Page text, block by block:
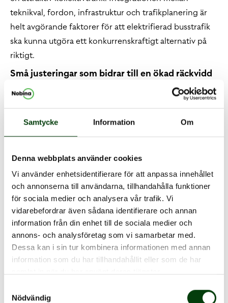
Samtycke Information Om
Denna webbplats använder cookies
Vi använder enhetsidentifierare för att anpassa innehållet
och annonserna till användarna, tillhandahålla funktioner
för sociala medier och analysera vår trafik. Vi
vidarebefordrar även sådana identifierare och annan
information från din enhet till de sociala medier och
annons- och analysföretag som vi samarbetar med.
Dessa kan i sin tur kombinera informationen med annan
information som du har tillhandahållit eller som de har
Nödvändig
teknikval, fordon, infrastruktur och trafikplanering är
helt avgörande faktorer för att elektrifierad busstrafik
ska kunna utgöra ett konkurrenskraftigt alternativ på
riktigt.
Små justeringar som bidrar till en ökad räckvidd
Elektrifiering av busstrafiksystem står fortfarande inför
vissa utmaningar. De elbussar som rullar ut på
marknaden idag har ännu inte en räckvidd som kan
mäta sig med vanliga bussars kapacitet. Därför är det
förutsättningar. Många gånger räcker det med att
justera körscheman, linjesträckningar och tidtabeller.
Genom noggranna förstudier som leder till rätt
insatser vet vi att det går att öka varje enskild elbuss
kapacitet med upp till hela 70 procent. Det innebär att
dagens elbussar trots begränsad räckvidd kan vara lika
effektiva som konventionella bussar för merparten av
våra trafikbehov.
Framtiden tillhör den elektrifierade busstrafiken